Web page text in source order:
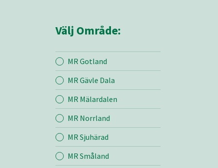
Mina sidor
MR Örebro
Entreprenad
Välj Område:
MR Gotland
MR Gävle Dala
MR Mälardalen
MR Norrland
MR Sjuhärad
MR Småland